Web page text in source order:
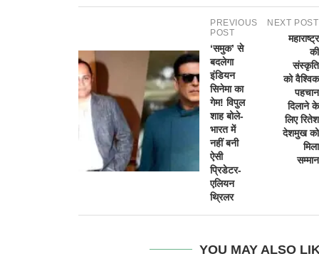
PREVIOUS
POST
‘समुक’ से
बदलेगा
इंडियन
सिनेमा का
गेम! विपुल
शाह बोले-
भारत में
नहीं बनी
ऐसी
प्रिडेटर-
एलियन
थ्रिलर
NEXT POST
महाराष्ट्र
की
संस्कृति
को वैश्विक
पहचान
दिलाने के
लिए रितेश
देशमुख को
मिला
सम्मान
YOU MAY ALSO